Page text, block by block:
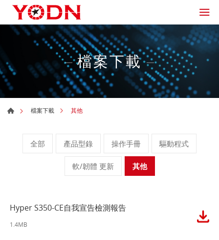
檔案下載
檔案下載 其他
全部 產品型錄 操作手冊 驅動程式
軟/韌體 更新 其他
Hyper S350-CE自我宣告檢測報告
1.4MB